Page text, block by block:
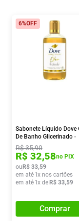
6%OFF
Sabonete Líquido Dove
De Banho Glicerinado -
240ml
R$35,90
R$ 32,58no PIX
ou R$ 33,59
em até 1x nos cartões
em até 1x de R$ 33,59
Comprar